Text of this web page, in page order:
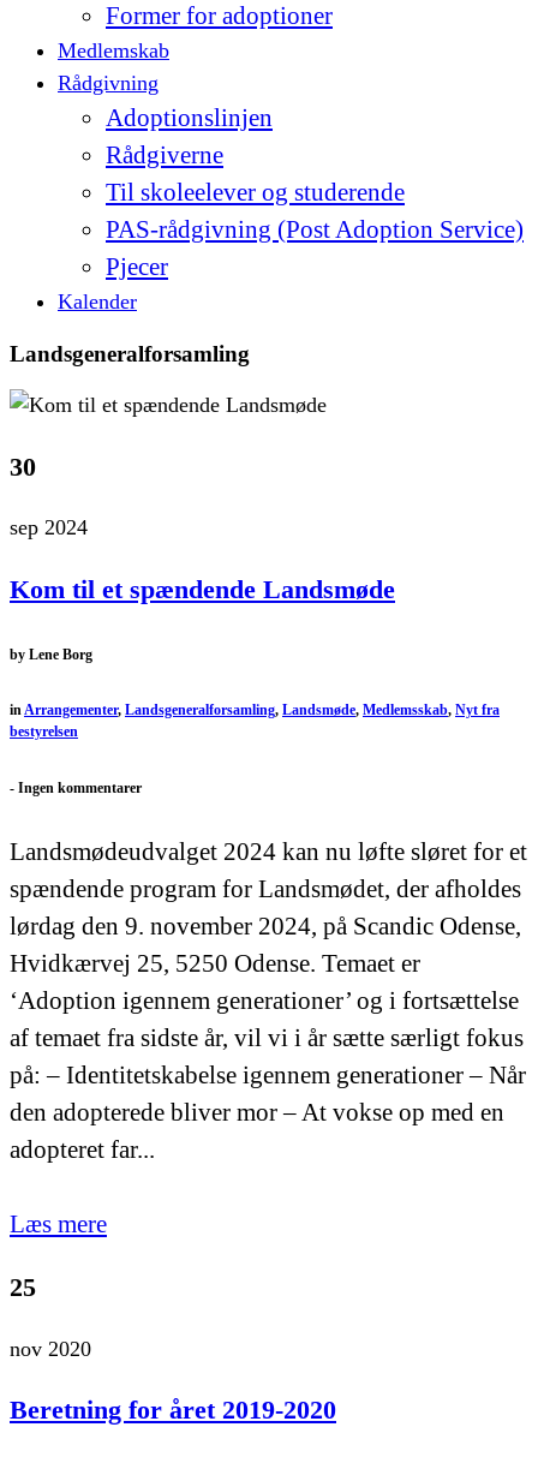
Former for adoptioner
Medlemskab
Rådgivning
Adoptionslinjen
Rådgiverne
Til skoleelever og studerende
PAS-rådgivning (Post Adoption Service)
Pjecer
Kalender
Landsgeneralforsamling
30
sep 2024
Kom til et spændende Landsmøde
by Lene Borg
inArrangementer, Landsgeneralforsamling, Landsmøde, Medlemsskab, Nyt fra
bestyrelsen
- Ingen kommentarer
Landsmødeudvalget 2024 kan nu løfte sløret for et
spændende program for Landsmødet, der afholdes
lørdag den 9. november 2024, på Scandic Odense,
Hvidkærvej 25, 5250 Odense. Temaet er
‘Adoption igennem generationer’ og i fortsættelse
af temaet fra sidste år, vil vi i år sætte særligt fokus
på: – Identitetskabelse igennem generationer – Når
den adopterede bliver mor – At vokse op med en
adopteret far...
Læs mere
25
nov 2020
Beretning for året 2019-2020